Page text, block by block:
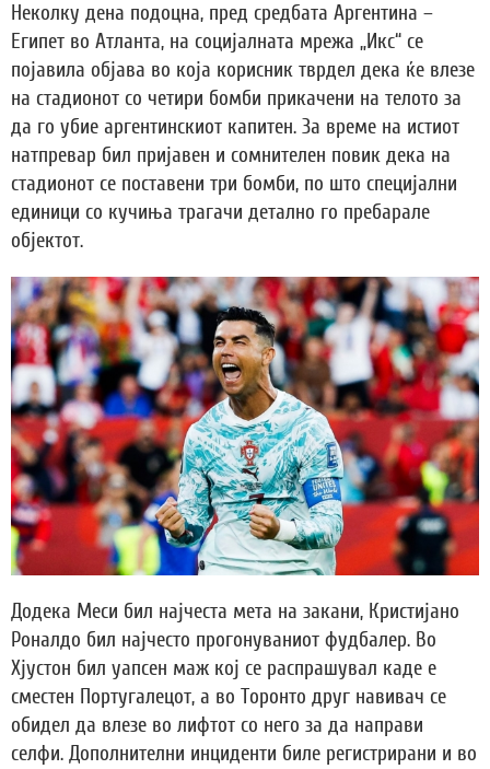
Неколку дена подоцна, пред средбата Аргентина –
Египет во Атланта, на социјалната мрежа „Икс“ се
појавила објава во која корисник тврдел дека ќе влезе
на стадионот со четири бомби прикачени на телото за
да го убие аргентинскиот капитен. За време на истиот
натпревар бил пријавен и сомнителен повик дека на
стадионот се поставени три бомби, по што специјални
единици со кучиња трагачи детално го пребарале
објектот.
Додека Меси бил најчеста мета на закани, Кристијано
Роналдо бил најчесто прогонуваниот фудбалер. Во
Хјустон бил уапсен маж кој се распрашувал каде е
сместен Португалецот, а во Торонто друг навивач се
обидел да влезе во лифтот со него за да направи
селфи. Дополнителни инциденти биле регистрирани и во